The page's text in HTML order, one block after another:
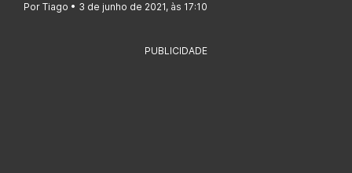
Por Tiago • 3 de junho de 2021, às 17:10
PUBLICIDADE